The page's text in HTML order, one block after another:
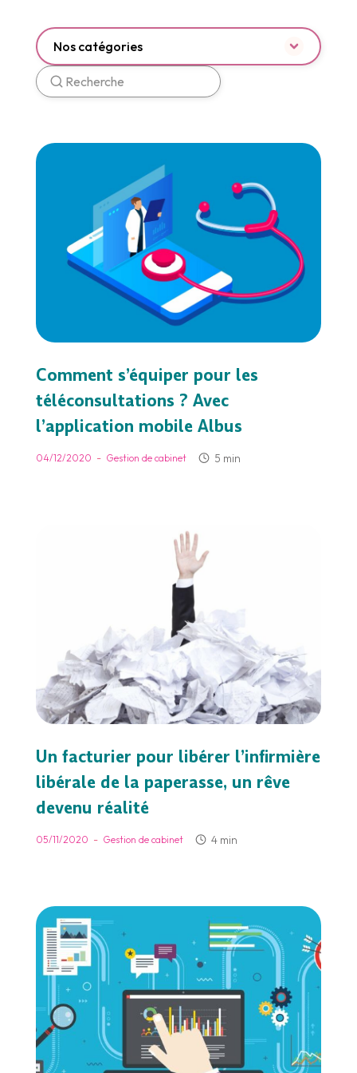
Nos catégories
Comment s’équiper pour les
téléconsultations ? Avec
l’application mobile Albus
04/12/2020 - Gestion de cabinet 5 min
Un facturier pour libérer l’infirmière
libérale de la paperasse, un rêve
devenu réalité
05/11/2020 - Gestion de cabinet 4 min